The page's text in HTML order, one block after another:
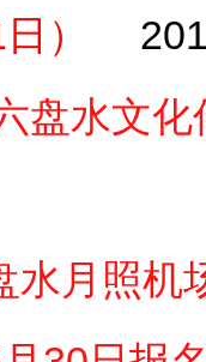
）
盘水文
水月照